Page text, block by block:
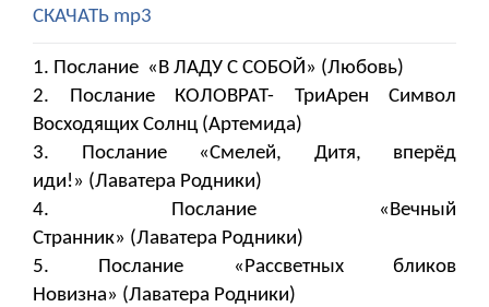
СКАЧАТЬ mp3
1. Послание «В ЛАДУ С СОБОЙ» (Любовь)
2. Послание КОЛОВРАТ- ТриАрен Символ
Восходящих Солнц (Артемида)
3. Послание «Смелей, Дитя, вперёд
иди!» (Лаватера Родники)
4. ​​​​​​​Послание «Вечный
Странник» (Лаватера Родники)
5. Послание «Рассветных бликов
Новизна» (Лаватера Родники)